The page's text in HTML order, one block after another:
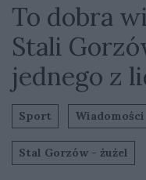
To dobra
Stali
jednego z
Sport Wiadomości
Stal Gorzów - żużel